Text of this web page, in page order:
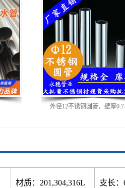
外径12不锈钢圆管，壁厚
材质：201,304,316L 支长